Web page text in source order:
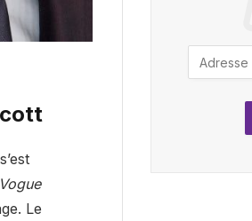
Vogue
Le